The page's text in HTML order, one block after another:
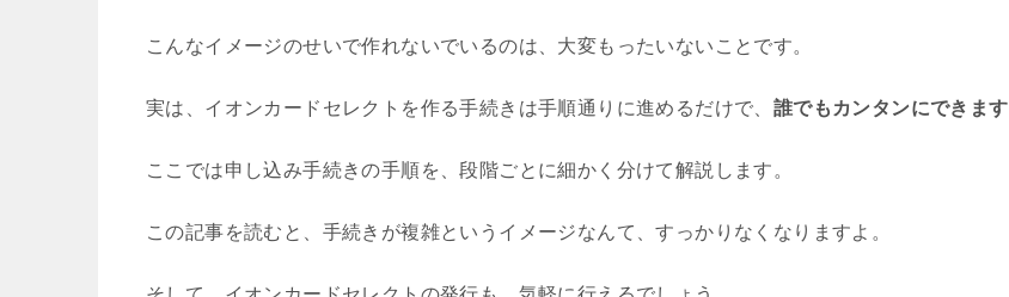
こんなイメージのせいで作れないでいるのは、大変もったいないことです。
実は、イオンカードセレクトを作る手続きは手順通りに進めるだけで、 誰でもカンタンにできます
ここでは申し込み手続きの手順を、段階ごとに細かく分けて解説します。
この記事を読むと、手続きが複雑というイメージなんて、すっかりなくなりますよ。